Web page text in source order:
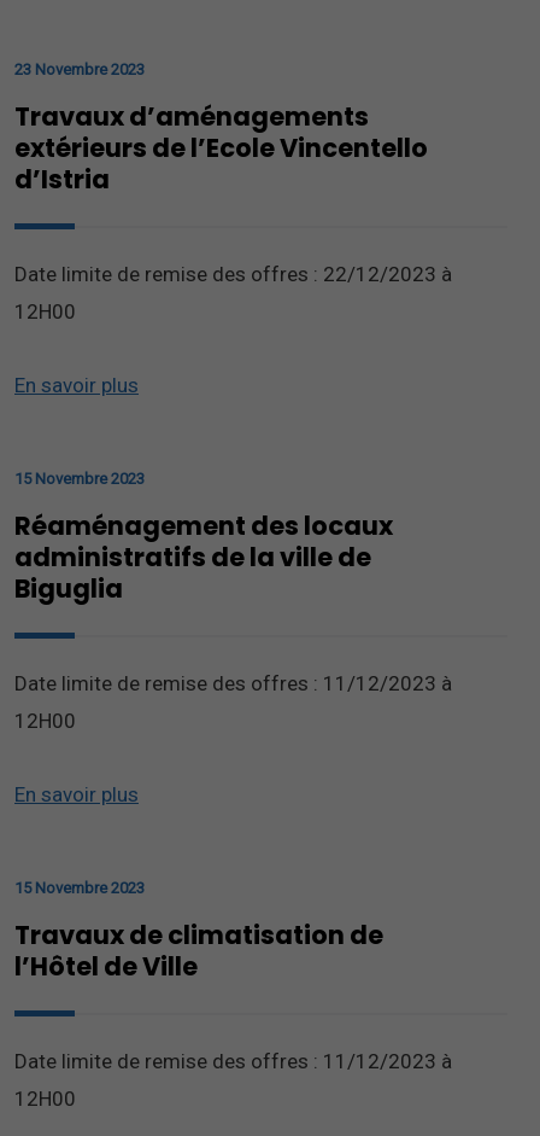
23 Novembre 2023
Travaux d’aménagements
extérieurs de l’Ecole Vincentello
d’Istria
Date limite de remise des offres : 22/12/2023 à
12H00
En savoir plus
15 Novembre 2023
Réaménagement des locaux
administratifs de la ville de
Biguglia
Date limite de remise des offres : 11/12/2023 à
12H00
En savoir plus
15 Novembre 2023
Travaux de climatisation de
l’Hôtel de Ville
Date limite de remise des offres : 11/12/2023 à
12H00